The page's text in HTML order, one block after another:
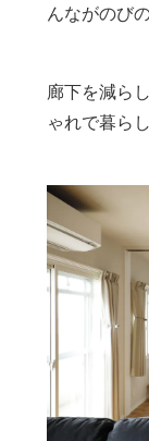
んながのび
廊下を減ら
ゃれで暮ら